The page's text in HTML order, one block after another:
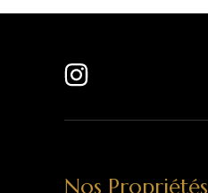
Nos Propriétés